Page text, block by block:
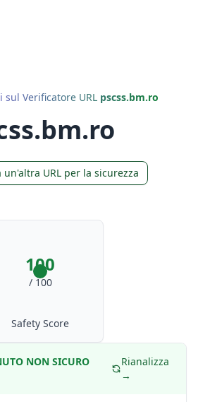
Verificatore URL pscss.bm.ro
un'altra URL per la sicurezza
100
/ 100
Safety Score
NON SICURO
Rianalizza
→